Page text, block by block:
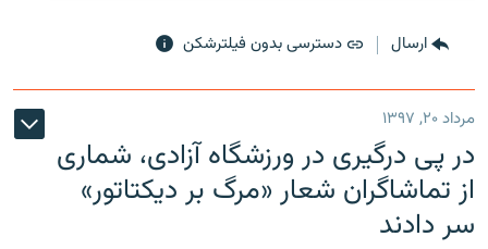
ارسال دسترسی بدون فیلترشکن
مرداد ۲۰, ۱۳۹۷
در پی درگیری در ورزشگاه آزادی، شماری
از تماشاگران شعار «مرگ بر دیکتاتور»
سر دادند